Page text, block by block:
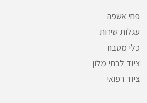
פחי אשפה
עגלות שירות
כלי מטבח
ציוד לבתי מלון
ציוד רפואי